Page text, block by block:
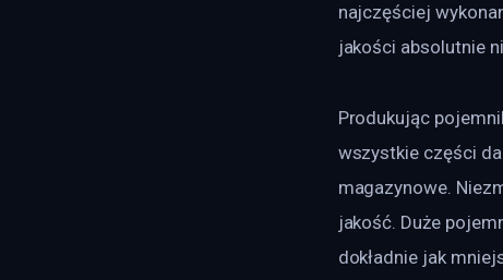
najczęściej
jakości absolutnie
Produkując
wszystkie części da
magazynowe.
jakość. Duże
dokładnie jak